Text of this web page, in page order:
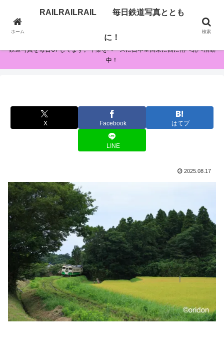
RAILRAILRAIL 毎日鉄道写真とともに！
鉄道写真を毎日UPしてます。千葉をベースに日本全国東に西に南へ北へ活動
中！
X Facebook はてブ
LINE
2025.08.17
ホーム
RAILRAILRAIL 毎日鉄道写真ととも
に！
検索